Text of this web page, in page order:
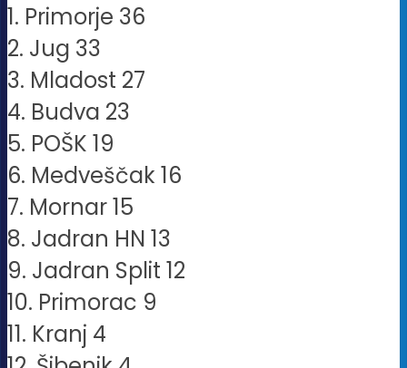
1. Primorje 36
2. Jug 33
3. Mladost 27
4. Budva 23
5. POŠK 19
6. Medveščak 16
7. Mornar 15
8. Jadran HN 13
9. Jadran Split 12
10. Primorac 9
11. Kranj 4